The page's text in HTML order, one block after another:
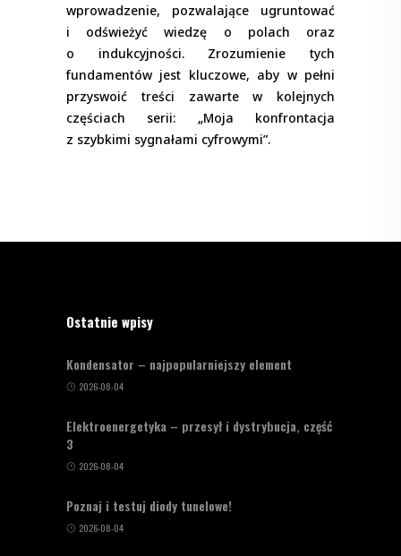
wprowadzenie, pozwalające ugruntować
i odświeżyć wiedzę o polach oraz
o indukcyjności. Zrozumienie tych
fundamentów jest kluczowe, aby w pełni
przyswoić treści zawarte w kolejnych
częściach serii: „Moja konfrontacja
z szybkimi sygnałami cyfrowymi”.
Ostatnie wpisy
Kondensator – najpopularniejszy element
2026-08-04
Elektroenergetyka – przesył i dystrybucja, część
3
2026-08-04
Poznaj i testuj diody tunelowe!
2026-08-04